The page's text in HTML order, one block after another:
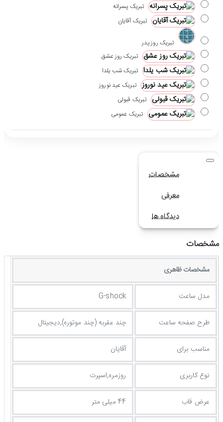
تبریک پسرانه
تبریک آقایان
تبریک روز پدر
تبریک روز عشق
تبریک شب یلدا
تبریک عید نوروز
تبریک قبولی
تبریک عمومی
مشخصات
معرفی
دیدگاه ها
مشخصات
مشخصات ظاهری
مدل ساعت G-shock
طرح صفحه ساعت چند عقربه (چند موتوره),دیجیتال
مناسب برای آقایان
نوع کاربری روزمره,اسپرت
عرض قاب 44 میلی متر